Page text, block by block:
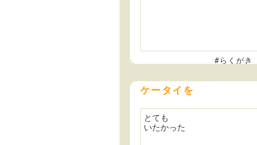
#らくがき
ケータイを
とても
いたかった